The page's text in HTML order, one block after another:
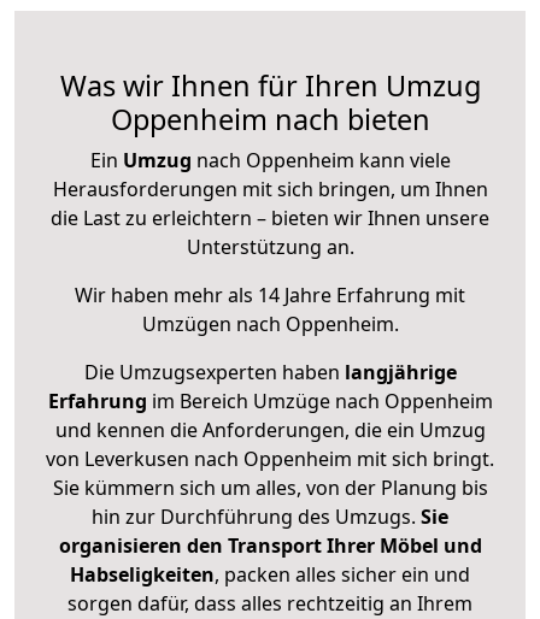
Was wir Ihnen für Ihren Umzug
Oppenheim nach bieten
Ein Umzug nach Oppenheim kann viele
Herausforderungen mit sich bringen, um Ihnen
die Last zu erleichtern – bieten wir Ihnen unsere
Unterstützung an.
Wir haben mehr als 14 Jahre Erfahrung mit
Umzügen nach Oppenheim.
Die Umzugsexperten haben langjährige
Erfahrung im Bereich Umzüge nach Oppenheim
und kennen die Anforderungen, die ein Umzug
von Leverkusen nach Oppenheim mit sich bringt.
Sie kümmern sich um alles, von der Planung bis
hin zur Durchführung des Umzugs. Sie
organisieren den Transport Ihrer Möbel und
Habseligkeiten, packen alles sicher ein und
sorgen dafür, dass alles rechtzeitig an Ihrem